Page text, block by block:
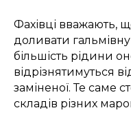
Фахівці вважають,
доливати
більшість рідини
відрізнятимуться
заміненої. Те саме
складів різних